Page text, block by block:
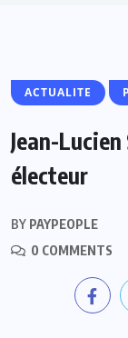
ACTUALITE
Jean-
électeur
BY PAYPEOPLE
0 COMMENTS